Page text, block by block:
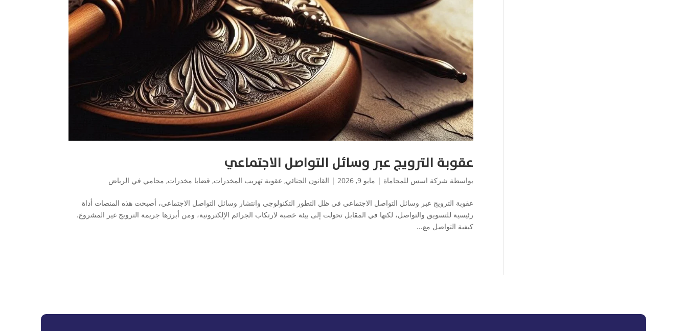
عقوبة الترويج عبر وسائل التواصل الاجتماعي
بواسطة شركة اسس للمحاماة | مايو 9, 2026 | القانون الجنائي, عقوبة تهريب المخدرات, قضايا مخدرات, محامي في الرياض
عقوبة الترويج عبر وسائل التواصل الاجتماعي في ظل التطور التكنولوجي وانتشار وسائل التواصل الاجتماعي، أصبحت هذه المنصات أداة
رئيسية للتسويق والتواصل، لكنها في المقابل تحولت إلى بيئة خصبة لارتكاب الجرائم الإلكترونية، ومن أبرزها جريمة الترويج غير المشروع.
كيفية التواصل مع...